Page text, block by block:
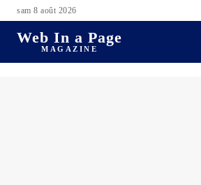
sam 8 août 2026
Web In a Page
MAGAZINE